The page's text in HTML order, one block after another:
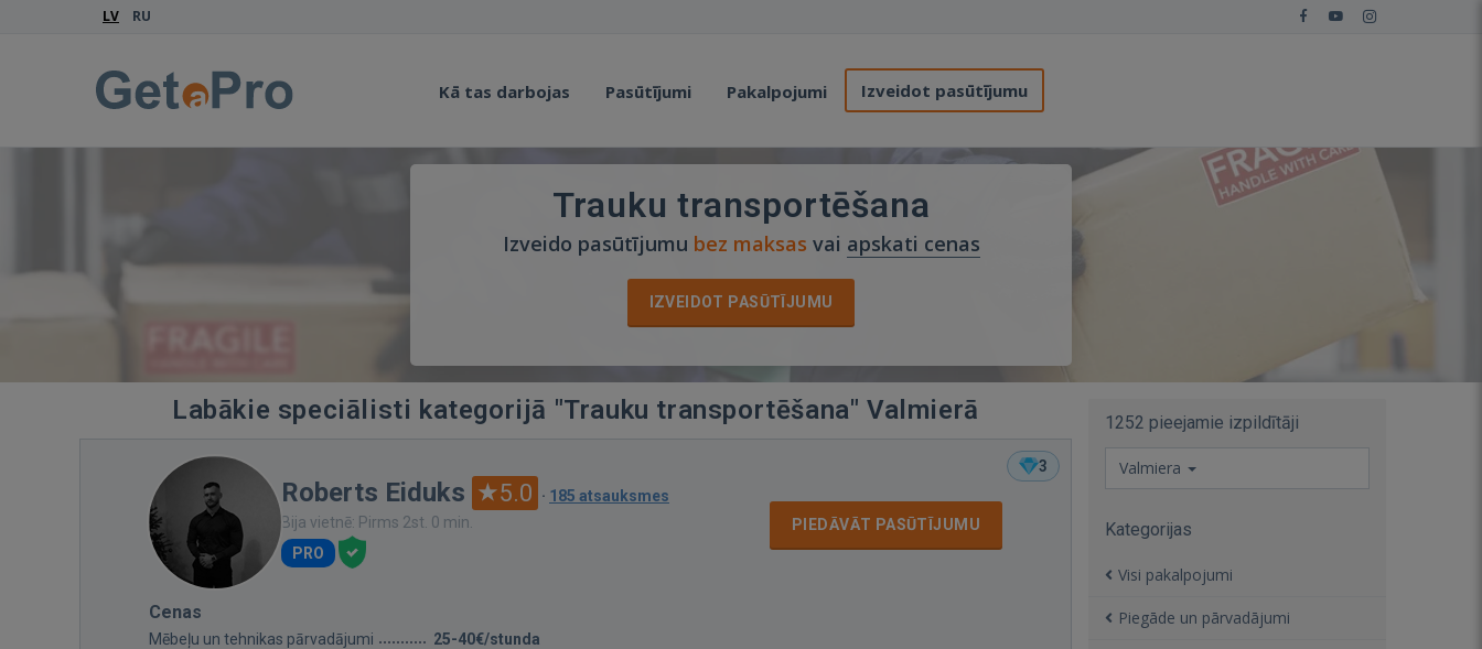
LV RU
Kā tas darbojas Pasūtījumi Pakalpojumi Izveidot pasūtījumu
Trauku transportēšana
Izveido pasūtījumu bez maksas vai apskati cenas
IZVEIDOT PASŪTĪJUMU
Labākie speciālisti kategorijā "Trauku transportēšana" Valmierā
3
Roberts Eiduks 5.0 · 185 atsauksmes
Bija vietnē: Pirms 2st. 0 min.
PRO
PIEDĀVĀT PASŪTĪJUMU
Cenas
Mēbeļu un tehnikas pārvadājumi 25-40€/stunda
1252 pieejamie izpildītāji
Valmiera
Kategorijas
Visi pakalpojumi
Piegāde un pārvadājumi